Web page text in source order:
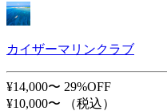
カイザーマリンクラブ
¥14,000〜 29%OFF
¥10,000〜
（税込）